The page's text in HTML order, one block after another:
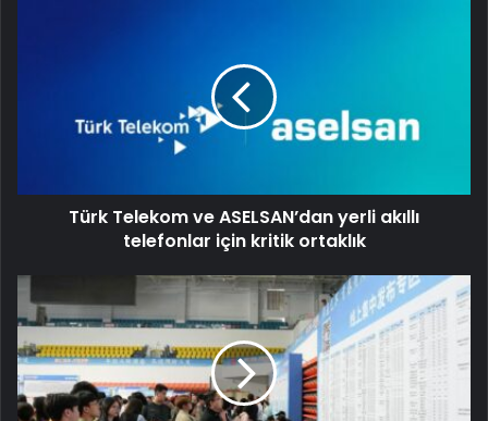
Türk Telekom ve ASELSAN’dan yerli akıllı
telefonlar için kritik ortaklık